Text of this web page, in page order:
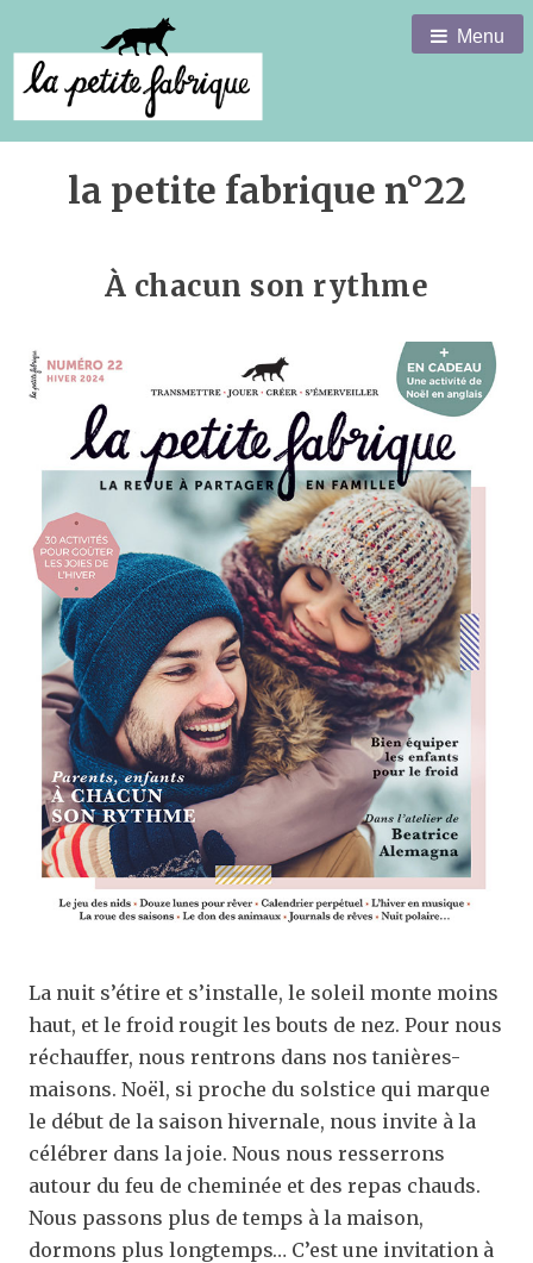
Menu
la petite fabrique n°22
À chacun son rythme
La nuit s’étire et s’installe, le soleil monte moins
haut, et le froid rougit les bouts de nez. Pour nous
réchauffer, nous rentrons dans nos tanières-
maisons. Noël, si proche du solstice qui marque
le début de la saison hivernale, nous invite à la
célébrer dans la joie. Nous nous resserrons
autour du feu de cheminée et des repas chauds.
Nous passons plus de temps à la maison,
dormons plus longtemps… C’est une invitation à